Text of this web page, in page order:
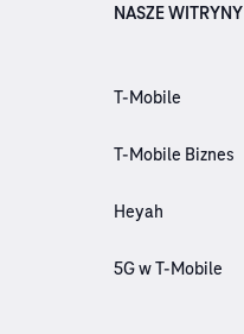
NASZE WITRYNY
T-Mobile
T-Mobile Biznes
Heyah
5G w T-Mobile